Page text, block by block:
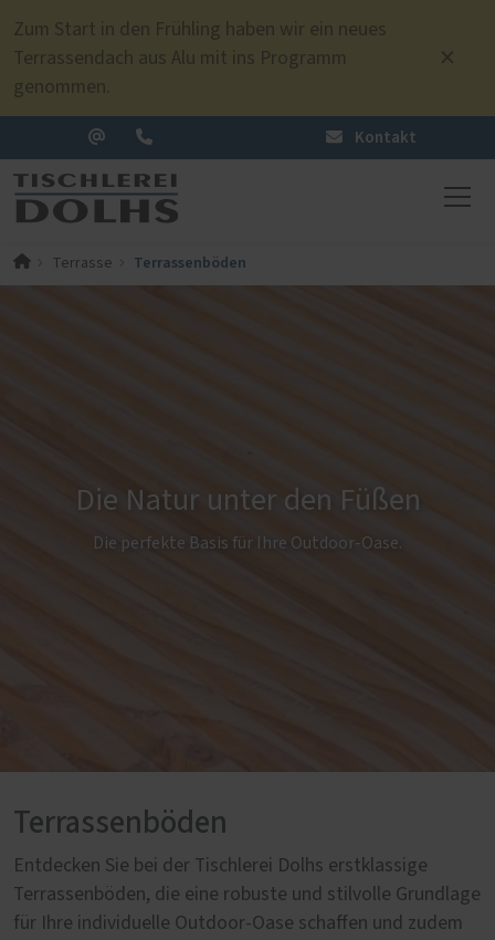
Zum Start in den Frühling haben wir ein neues
Terrassendach aus Alu mit ins Programm
genommen.
Kontakt
Terrasse Terrassenböden
Die Natur unter den Füßen
Die perfekte Basis für Ihre Outdoor-Oase.
Terrassenböden
Entdecken Sie bei der Tischlerei Dolhs erstklassige
Terrassenböden, die eine robuste und stilvolle Grundlage
für Ihre individuelle Outdoor-Oase schaffen und zudem